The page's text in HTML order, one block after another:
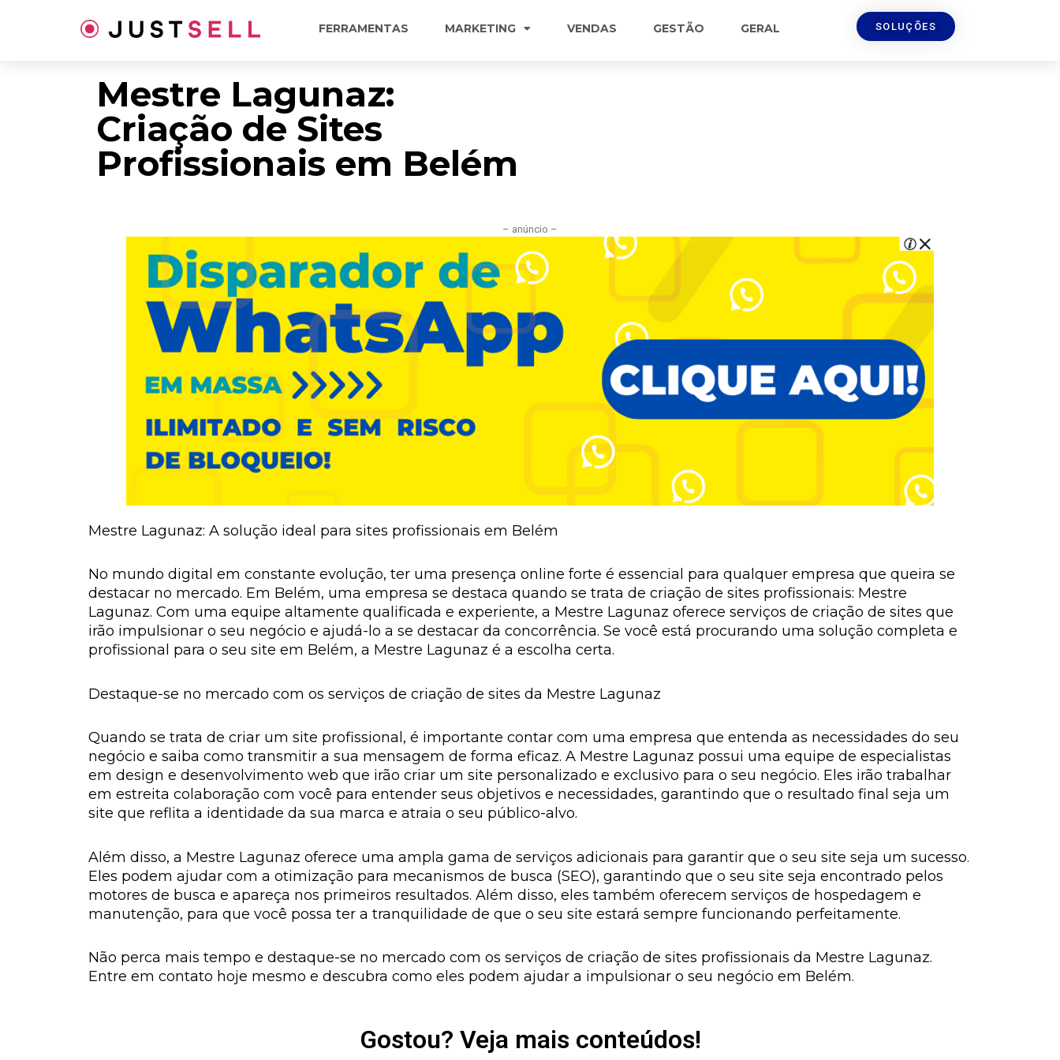
FERRAMENTAS MARKETING VENDAS GESTÃO GERAL SOLUÇÕES
Mestre Lagunaz:
Criação de Sites
Profissionais em Belém
– anúncio –
Mestre Lagunaz: A solução ideal para sites profissionais em Belém
No mundo digital em constante evolução, ter uma presença online forte é essencial para qualquer empresa que queira se
destacar no mercado. Em Belém, uma empresa se destaca quando se trata de criação de sites profissionais: Mestre
Lagunaz. Com uma equipe altamente qualificada e experiente, a Mestre Lagunaz oferece serviços de criação de sites que
irão impulsionar o seu negócio e ajudá-lo a se destacar da concorrência. Se você está procurando uma solução completa e
profissional para o seu site em Belém, a Mestre Lagunaz é a escolha certa.
Destaque-se no mercado com os serviços de criação de sites da Mestre Lagunaz
Quando se trata de criar um site profissional, é importante contar com uma empresa que entenda as necessidades do seu
negócio e saiba como transmitir a sua mensagem de forma eficaz. A Mestre Lagunaz possui uma equipe de especialistas
em design e desenvolvimento web que irão criar um site personalizado e exclusivo para o seu negócio. Eles irão trabalhar
em estreita colaboração com você para entender seus objetivos e necessidades, garantindo que o resultado final seja um
site que reflita a identidade da sua marca e atraia o seu público-alvo.
Além disso, a Mestre Lagunaz oferece uma ampla gama de serviços adicionais para garantir que o seu site seja um sucesso.
Eles podem ajudar com a otimização para mecanismos de busca (SEO), garantindo que o seu site seja encontrado pelos
motores de busca e apareça nos primeiros resultados. Além disso, eles também oferecem serviços de hospedagem e
manutenção, para que você possa ter a tranquilidade de que o seu site estará sempre funcionando perfeitamente.
Não perca mais tempo e destaque-se no mercado com os serviços de criação de sites profissionais da Mestre Lagunaz.
Entre em contato hoje mesmo e descubra como eles podem ajudar a impulsionar o seu negócio em Belém.
Gostou? Veja mais conteúdos!